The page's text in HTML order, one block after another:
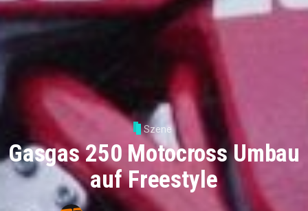
Szene
Gasgas 250 Motocross Umbau
auf Freestyle